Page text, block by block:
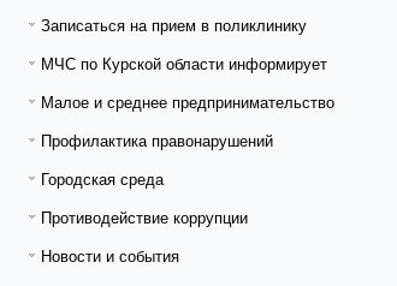
Записаться на прием в поликлинику
МЧС по Курской области информирует
Малое и среднее предпринимательство
Профилактика правонарушений
Городская среда
Противодействие коррупции
Новости и события